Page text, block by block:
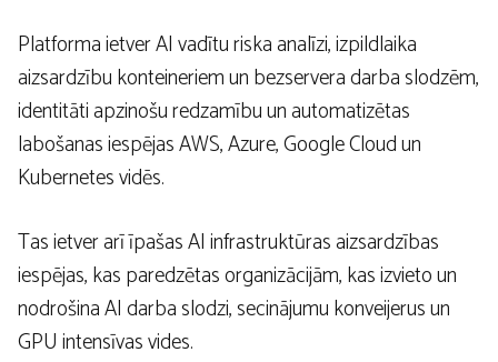
Platforma ietver AI vadītu riska analīzi, izpildlaika
aizsardzību konteineriem un bezservera darba slodzēm,
identitāti apzinošu redzamību un automatizētas
labošanas iespējas AWS, Azure, Google Cloud un
Kubernetes vidēs.
Tas ietver arī īpašas AI infrastruktūras aizsardzības
iespējas, kas paredzētas organizācijām, kas izvieto un
nodrošina AI darba slodzi, secinājumu konveijerus un
GPU intensīvas vides.